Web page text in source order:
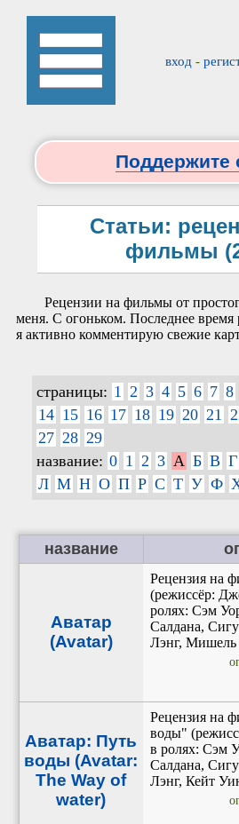
вход -
Поддержите
Статьи:
фильмы
Рецензии на фильмы от
меня. С огоньком. Последнее время
я активно комментирую свежие
страницы: 1 2 3 4 5 6 7 8
14 15 16 17 18 19 20 21
27 28 29
название: 0 1 2 3 А Б В Г
Л М Н О П Р С Т У Ф
название
Аватар
(Avatar)
Рецензия на
(режиссёр:
ролях: Сэм
Салдана,
Лэнг, Мишель
Аватар: Путь
воды (Avatar:
The Way of
water)
Рецензия на
воды"
в ролях: Сэм
Салдана,
Лэнг, Кейт